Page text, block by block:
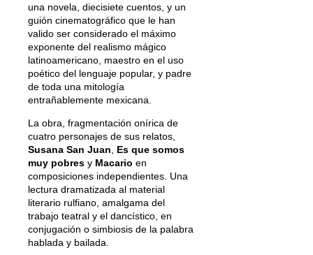
una novela, diecisiete cuentos, y un
guión cinematográfico que le han
valido ser considerado el máximo
exponente del realismo mágico
latinoamericano, maestro en el uso
poético del lenguaje popular, y padre
de toda una mitología
entrañablemente mexicana.
La obra, fragmentación onírica de
cuatro personajes de sus relatos,
Susana San Juan
Es que somos
muy pobres y Macario en
composiciones independientes. Una
lectura dramatizada al material
literario rulfiano, amalgama del
trabajo teatral y el dancístico, en
conjugación o simbiosis de la palabra
hablada y bailada.